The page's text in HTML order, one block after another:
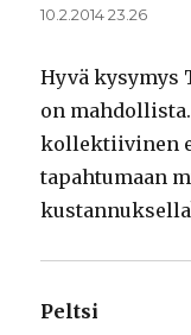
10.2.2014 23.26
Hyvä
on
kollektiivinen
tapahtumaan
Peltsi